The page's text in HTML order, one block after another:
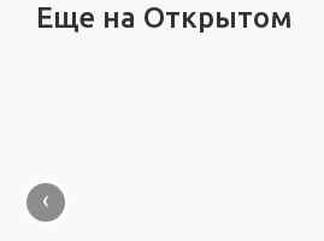
Еще на Открытом
‹